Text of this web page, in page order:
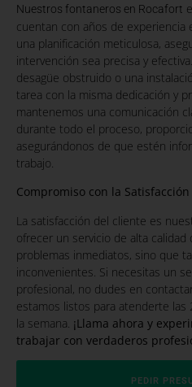
Nuestros fontaneros en Rocafort
cuentan con años de experiencia
una planificación meticulosa,
intervención sea precisa y
desagüe obstruido o una
tarea con la misma dedicación y
mantenemos una comunicación
durante todo el proceso,
asegurándonos de que estén
trabajo.
Compromiso con la
La satisfacción del cliente es
ofrecer un servicio de alta calidad
problemas inmediatos, sino que
inconvenientes. Si necesitas un
profesional, no dudes en
estamos listos para atenderte las
la semana. ¡Llama ahora y
trabajar con verdaderos
PEDIR